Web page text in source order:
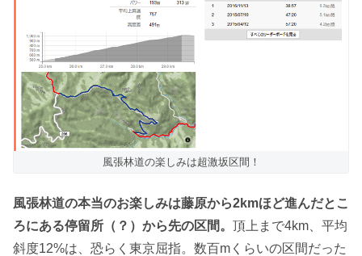
風張林道の楽しみは超激坂区間！
風張林道の本当のお楽しみは藤原から2kmほど進んだとこ
ろにある停留所（？）から先の区間。 頂上まで4km、平均
斜度12%は、恐らく東京屈指。数百mくらいの区間だった